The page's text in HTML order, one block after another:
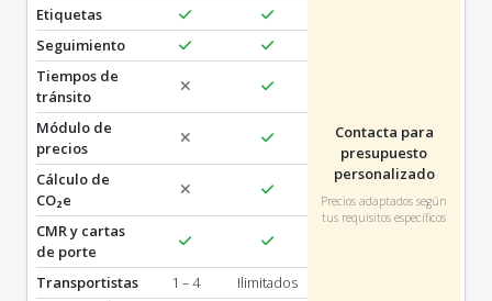
Contacta para
presupuesto
personalizado
Precios adaptados según
tus requisitos específicos
Etiquetas
Seguimiento
Tiempos de
tránsito
Módulo de
precios
Cálculo de
CO₂e
CMR y cartas
de porte
Transportistas
1 – 4
Ilimitados